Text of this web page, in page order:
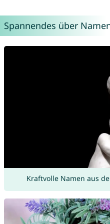
Spannendes über
Kraftvolle Namen aus